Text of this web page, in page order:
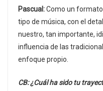
Pascual:Como un
tipo de música, con el
nuestro, tan importante,
influencia de las
enfoque propio.
CB: ¿Cuál ha sido tu